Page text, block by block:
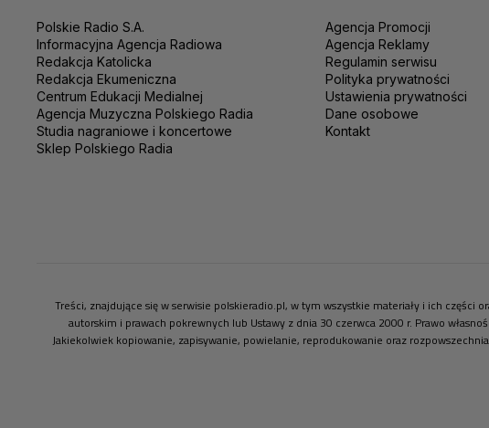
Polskie Radio S.A.
Informacyjna Agencja Radiowa
Redakcja Katolicka
Redakcja Ekumeniczna
Centrum Edukacji Medialnej
Agencja Muzyczna Polskiego Radia
Studia nagraniowe i koncertowe
Sklep Polskiego Radia
Agencja Promocji
Agencja Reklamy
Regulamin serwisu
Polityka prywatności
Ustawienia prywatności
Dane osobowe
Kontakt
Treści, znajdujące się w serwisie polskieradio.pl, w tym wszystkie materiały i ich
autorskim i prawach pokrewnych lub Ustawy z dnia 30 czerwca 2000 r. Prawo
Jakiekolwiek kopiowanie, zapisywanie, powielanie, reprodukowanie oraz